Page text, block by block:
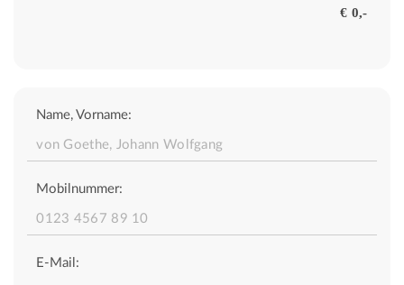
Name, Vorname:
Mobilnummer:
E-Mail: